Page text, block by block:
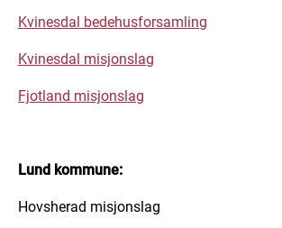
Kvinesdal bedehusforsamling
Kvinesdal misjonslag
Fjotland misjonslag
Lund kommune:
Hovsherad misjonslag